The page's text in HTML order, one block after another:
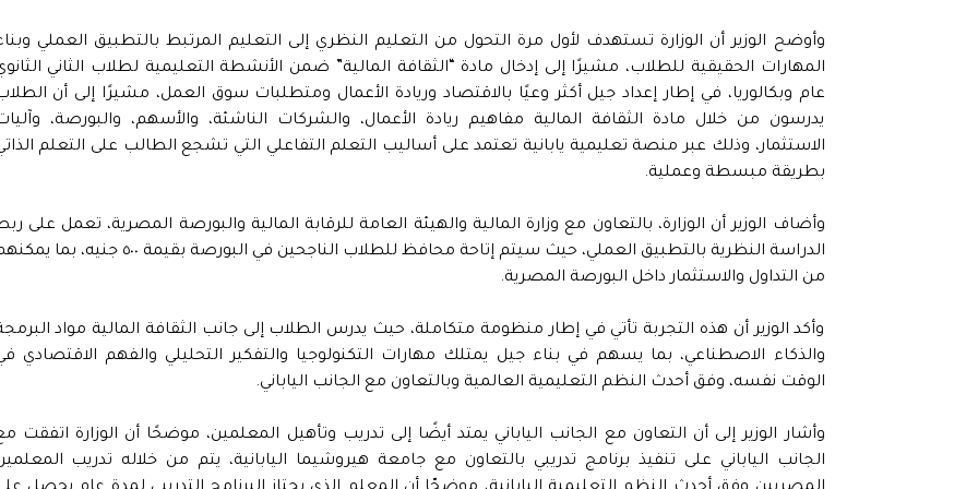
وأوضح الوزير أن الوزارة تستهدف لأول مرة التحول من التعليم النظري إلى التعليم المرتبط بالتطبيق العملي
المهارات الحقيقية للطلاب، مشيرًا إلى إدخال مادة “الثقافة المالية” ضمن الأنشطة التعليمية لطلاب الثاني
عام وبكالوريا، في إطار إعداد جيل أكثر وعيًا بالاقتصاد وريادة الأعمال ومتطلبات سوق العمل، مشيرًا إلى أن
يدرسون من خلال مادة الثقافة المالية مفاهيم ريادة الأعمال، والشركات الناشئة، والأسهم، والبورصة،
الاستثمار، وذلك عبر منصة تعليمية يابانية تعتمد على أساليب التعلم التفاعلي التي تشجع الطالب على التعلم
بطريقة مبسطة وعملية.
وأضاف الوزير أن الوزارة، بالتعاون مع وزارة المالية والهيئة العامة للرقابة المالية والبورصة المصرية، تعمل على
الدراسة النظرية بالتطبيق العملي، حيث سيتم إتاحة محافظ للطلاب الناجحين في البورصة بقيمة ٥٠٠ جنيه، بما
من التداول والاستثمار داخل البورصة المصرية.
وأكد الوزير أن هذه التجربة تأتي في إطار منظومة متكاملة، حيث يدرس الطلاب إلى جانب الثقافة المالية مواد
والذكاء الاصطناعي، بما يسهم في بناء جيل يمتلك مهارات التكنولوجيا والتفكير التحليلي والفهم الاقتصادي
الوقت نفسه، وفق أحدث النظم التعليمية العالمية وبالتعاون مع الجانب الياباني.
وأشار الوزير إلى أن التعاون مع الجانب الياباني يمتد أيضًا إلى تدريب وتأهيل المعلمين، موضحًا أن الوزارة اتفقت
الجانب الياباني على تنفيذ برنامج تدريبي بالتعاون مع جامعة هيروشيما اليابانية، يتم من خلاله تدريب